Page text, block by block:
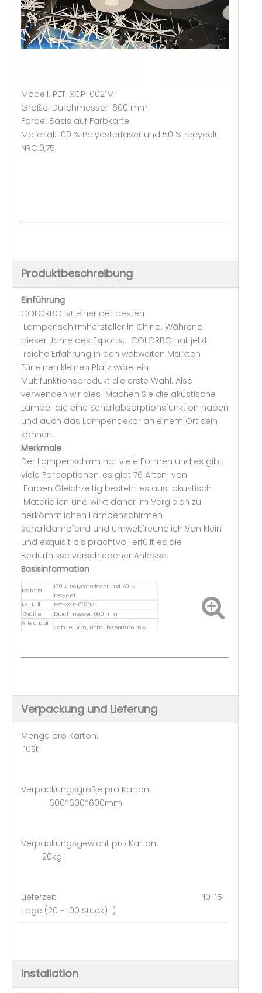
Modell: PET-XCP-0021M
Größe: Durchmesser: 600 mm
Farbe: Basis auf Farbkarte
Material: 100 % Polyesterfaser und 50 % recycelt
NRC:0,75
Produktbeschreibung
Einführung
COLORBO ist einer der besten
Lampenschirmhersteller in China. Während
dieser Jahre des Exports, COLORBO hat jetzt
reiche Erfahrung in den weltweiten Märkten
Für einen kleinen Platz wäre ein
Multifunktionsprodukt die erste Wahl. Also
verwenden wir dies Machen Sie die akustische
Lampe die eine Schallabsorptionsfunktion haben
und auch das Lampendekor an einem Ort sein
können.
Merkmale
Der Lampenschirm hat viele Formen und es gibt
viele Farboptionen, es gibt 76 Arten von
Farben.Gleichzeitig besteht es aus akustisch
Materialien und wirkt daher im Vergleich zu
herkömmlichen Lampenschirmen
schalldämpfend und umweltfreundlich.Von klein
und exquisit bis prachtvoll erfüllt es die
Bedürfnisse verschiedener Anlässe.
Basisinformation
Material
100 % Polyesterfaser und 50 %
recycelt
Modell
PET-XCP-0021M
Größe
Durchmesser: 600 mm
Anwendun
g
Schule, Büro, Einkaufszentrum usw
Verpackung und Lieferung
Menge pro Karton:
10St
Verpackungsgröße pro Karton:
600*600*600mm
Verpackungsgewicht pro Karton:
20kg
Lieferzeit: 10-15
Tage (20 - 100 Stück) )
Installation